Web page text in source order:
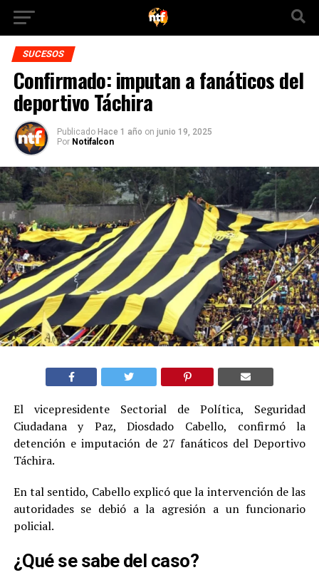
SUCESOS
Confirmado: imputan a fanáticos del
deportivo Táchira
Publicado Hace 1 año on junio 19, 2025
Por Notifalcon
El vicepresidente Sectorial de Política, Seguridad
Ciudadana y Paz, Diosdado Cabello, confirmó la
detención e imputación de 27 fanáticos del Deportivo
Táchira.
En tal sentido, Cabello explicó que la intervención de las
autoridades se debió a la agresión a un funcionario
policial.
¿Qué se sabe del caso?